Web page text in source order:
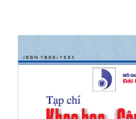
“Improve the corrosion
KH và CN, Viện Hàn lâm
Việt Nam, Tập 53-Số 4A, 80-
International Workshop on
Protection of Materials 26-
R. Mohammad Hosseini,
Mohammadloo, M. Sarayloo,
improvement of Zr
incorporation: With and